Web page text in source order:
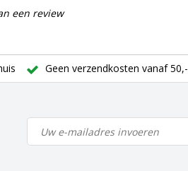
een review
Geen verzendkosten vanaf 50,-